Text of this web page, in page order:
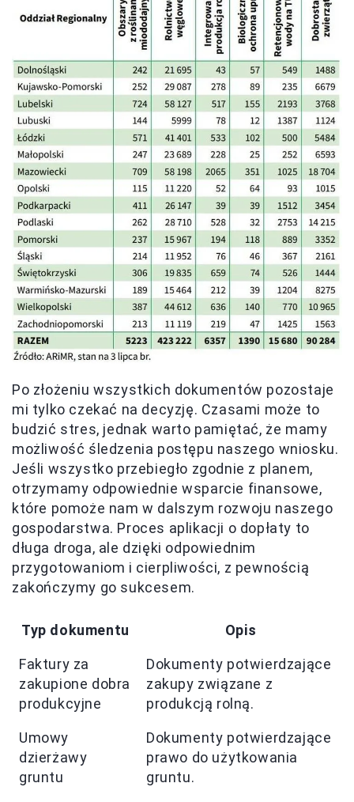
Po złożeniu wszystkich dokumentów pozostaje
mi tylko czekać na decyzję. Czasami może to
budzić stres, jednak warto pamiętać, że mamy
możliwość śledzenia postępu naszego wniosku.
Jeśli wszystko przebiegło zgodnie z planem,
otrzymamy odpowiednie wsparcie finansowe,
które pomoże nam w dalszym rozwoju naszego
gospodarstwa. Proces aplikacji o dopłaty to
długa droga, ale dzięki odpowiednim
przygotowaniom i cierpliwości, z pewnością
zakończymy go sukcesem.
Typ dokumentu Opis
Faktury za
zakupione dobra
produkcyjne
Dokumenty potwierdzające
zakupy związane z
produkcją rolną.
Umowy
dzierżawy
gruntu
Dokumenty potwierdzające
prawo do użytkowania
gruntu.